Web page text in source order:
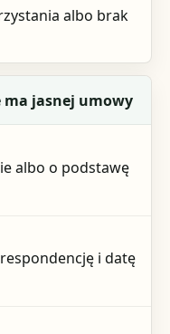
albo brak
ma jasnej umowy
albo o podstawę
i datę